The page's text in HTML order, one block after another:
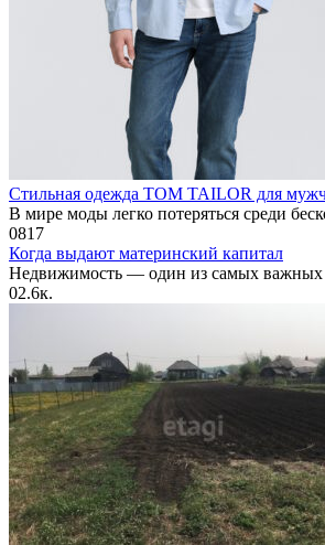
Стильная одежда TOM TAILOR для
В мире моды легко потеряться среди
0817
Когда выдают материнский капитал
Недвижимость — один из самых важных
02.6к.